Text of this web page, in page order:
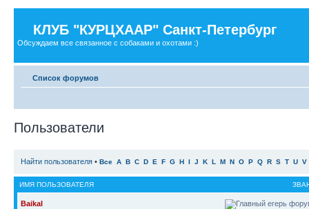
КЛУБ "КУРЦХААР" Санкт-Петербург
Обсуждаем все связанное с собаками и охотами :)
Список форумов
Пользователи
Найти пользователя • Все A B C D E F G H I J K L M N O P Q R S T U V
ИМЯ ПОЛЬЗОВАТЕЛЯ
Baikal